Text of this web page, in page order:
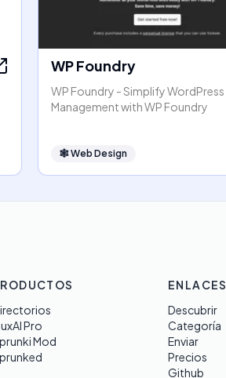
WP Foundry
WP Foundry - Simplify WordPress
Management with WP Foundry
🕸Web Design
Pro
Mod
ENLACES
Descubrir
Categoría
Enviar
Precios
Github